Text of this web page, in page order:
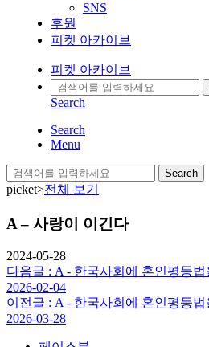
SNS
후원
피켓 아카이브
피켓 아카이브
Search
Search
Menu
Search
picket>전체 보기
A – 사랑이 이긴다
2024-05-28
다음글 : A - 한국사회에 혼인평등
2026-02-04
이전글 : A - 한국사회에 혼인평등
2026-03-28